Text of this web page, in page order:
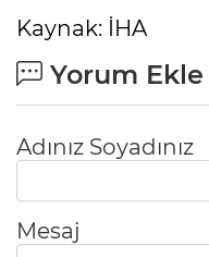
Kaynak: İHA
Yorum Ekle
Adınız Soyadınız
Mesaj